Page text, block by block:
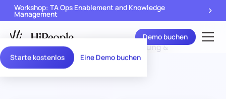
Starte kostenlos Eine Demo buchen
Workshop: TA Ops Enablement and Knowledge
Management
Demo buchen
Assessment
Library
/
Rechnungsstellung &
Abrechnung